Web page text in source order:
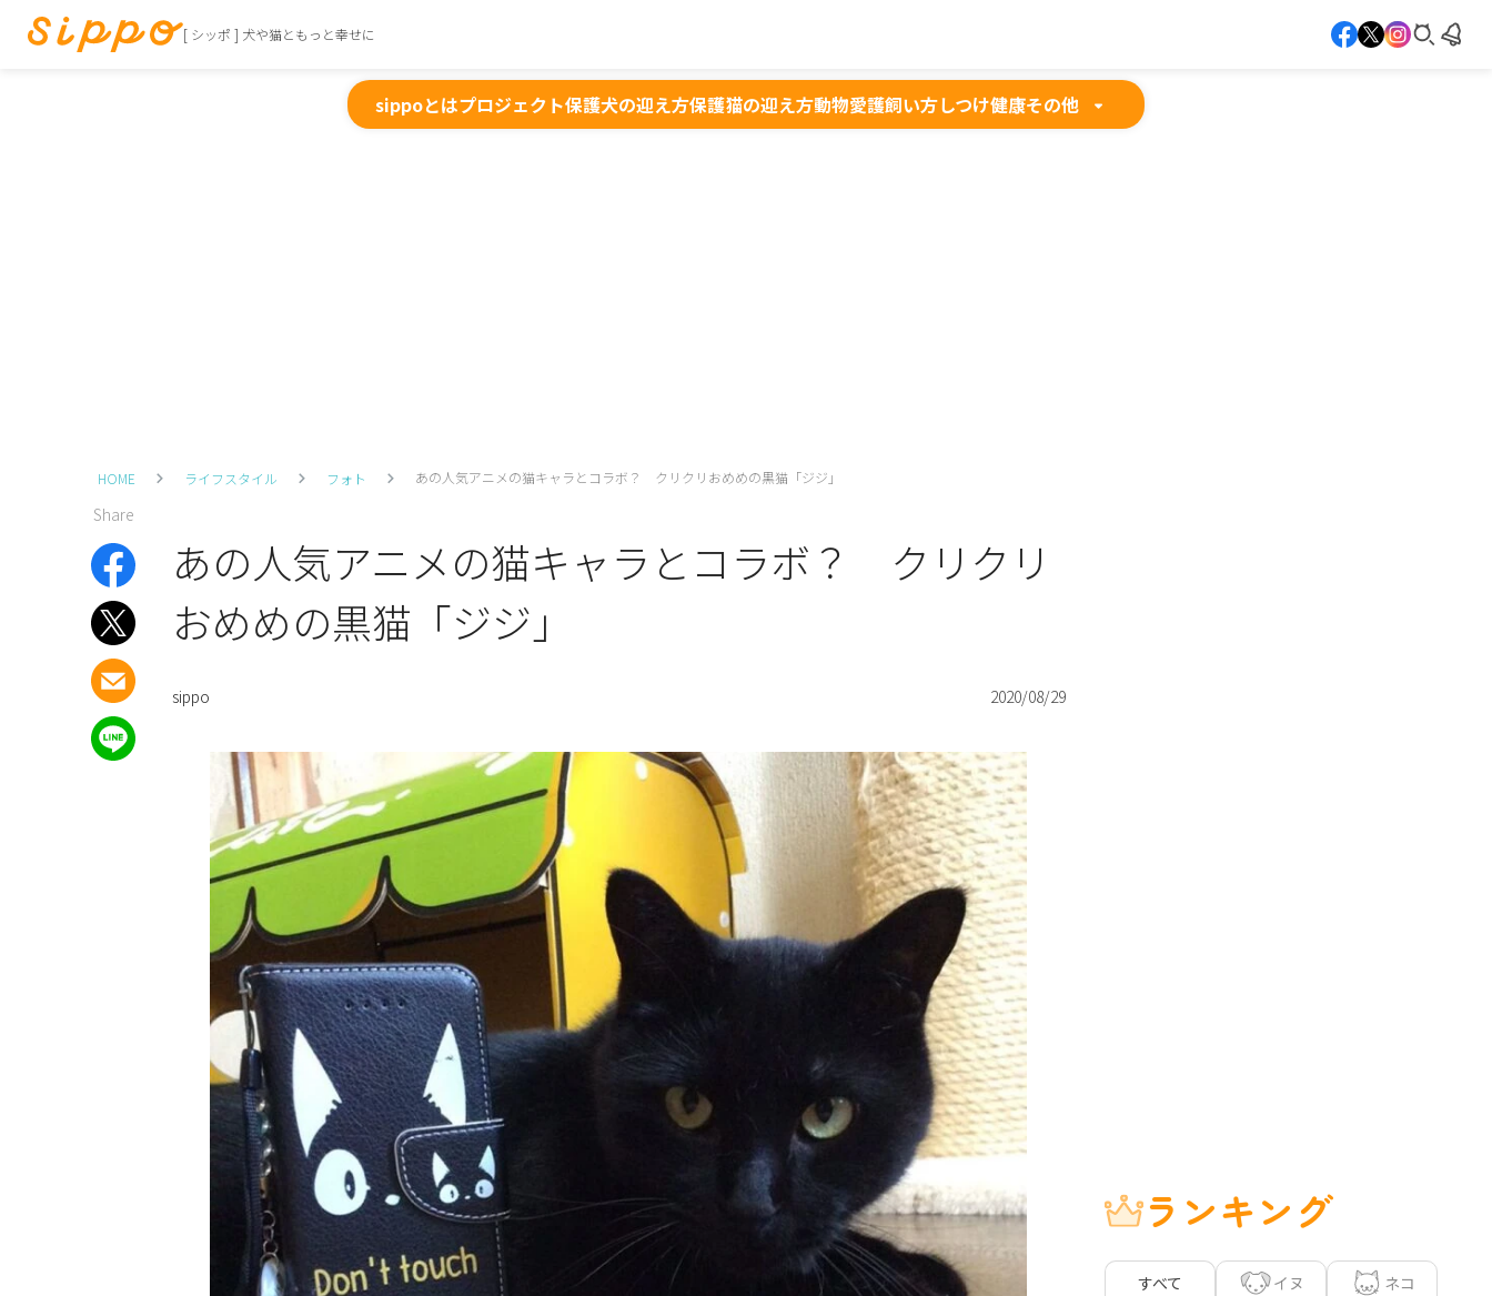
[ シッポ ] 犬や猫ともっと幸せに
sippoとはプロジェクト保護犬の迎え方保護猫の迎え方動物愛護飼い方しつけ健康その他
HOME ライフスタイル フォト あの人気アニメの猫キャラとコラボ？ クリクリおめめの黒猫「ジジ」
Share
あの人気アニメの猫キャラとコラボ？ クリクリ
おめめの黒猫「ジジ」
sippo 2020/08/29
ランキング
すべて イヌ ネコ